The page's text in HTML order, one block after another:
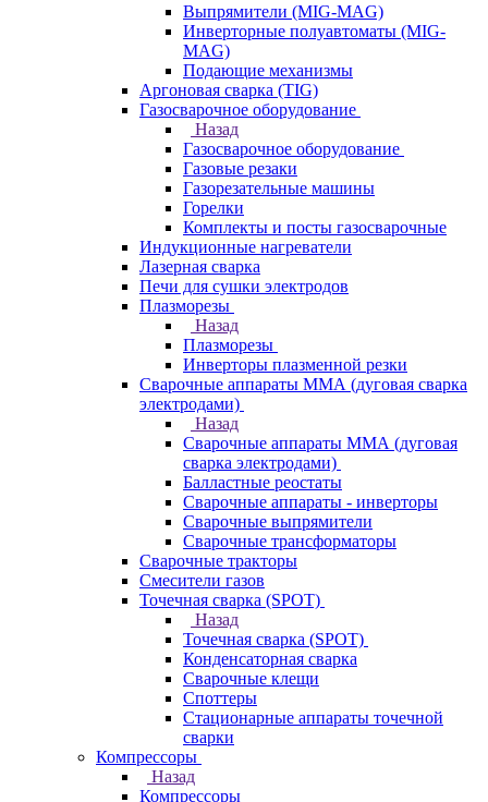
Выпрямители (MIG-MAG)
Инверторные полуавтоматы (MIG-
MAG)
Подающие механизмы
Аргоновая сварка (TIG)
Газосварочное оборудование
Назад
Газосварочное оборудование
Газовые резаки
Газорезательные машины
Горелки
Комплекты и посты газосварочные
Индукционные нагреватели
Лазерная сварка
Печи для сушки электродов
Плазморезы
Назад
Плазморезы
Инверторы плазменной резки
Сварочные аппараты ММА (дуговая сварка
электродами)
Назад
Сварочные аппараты ММА (дуговая
сварка электродами)
Балластные реостаты
Сварочные аппараты - инверторы
Сварочные выпрямители
Сварочные трансформаторы
Сварочные тракторы
Смесители газов
Точечная сварка (SPOT)
Назад
Точечная сварка (SPOT)
Конденсаторная сварка
Сварочные клещи
Споттеры
Стационарные аппараты точечной
сварки
Компрессоры
Назад
Компрессоры